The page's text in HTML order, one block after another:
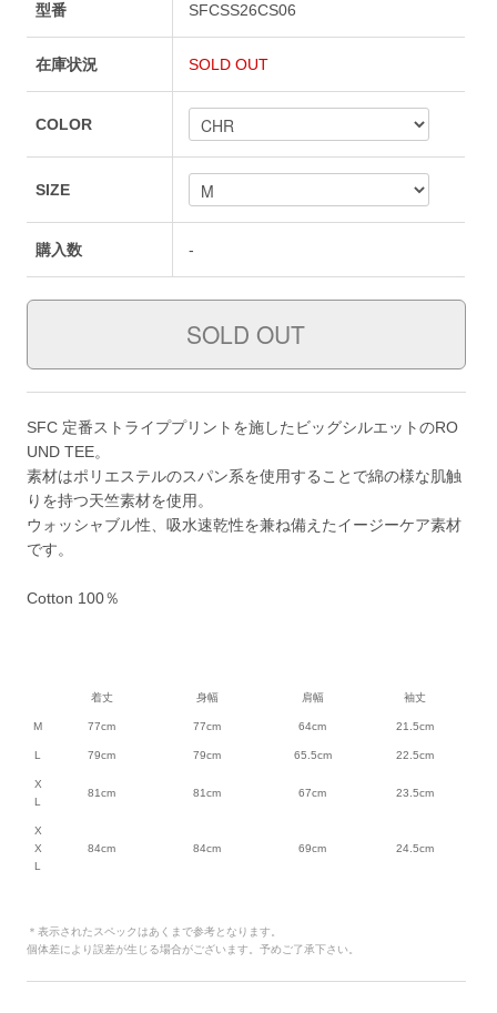
型番 SFCSS26CS06
在庫状況 SOLD OUT
COLOR
SIZE
購入数 -
SFC 定番ストライププリントを施したビッグシルエットのRO
UND TEE。
素材はポリエステルのスパン系を使用することで綿の様な肌触
りを持つ天竺素材を使用。
ウォッシャブル性、吸水速乾性を兼ね備えたイージーケア素材
です。
Cotton 100％
着丈 身幅 肩幅 袖丈
M 77cm 77cm 64cm 21.5cm
L 79cm 79cm 65.5cm 22.5cm
X
L
81cm 81cm 67cm 23.5cm
X
X
L
84cm 84cm 69cm 24.5cm
＊表示されたスペックはあくまで参考となります。
個体差により誤差が生じる場合がございます。予めご了承下さい。